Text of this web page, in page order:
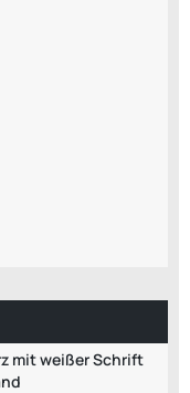
mit weißer Schrift